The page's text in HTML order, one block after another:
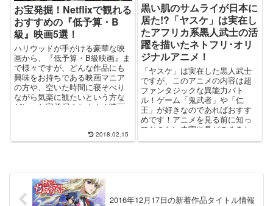
お宝発掘！Netflixで観れる
おすすめの『低予算・B
級』映画5選！
ハリウッドが手がける豪華な映
画から、『低予算・B級映画』ま
で様々ですが、どんな作品にも
興味をお持ちである映画マニア
の方や、空いた時間に寝そべり
ながら気楽に観たいという方な
どに、お宝発掘のおすすめ映画
2018.02.15
黒い肌のサムライが日本に
居た!?「ヤスケ」は実在し
たアフリカ系黒人武士の活
躍を描いたネトフリ･オリ
ジナルアニメ！
「ヤスケ」は実在した黒人武士
ですが、このアニメの内容は超
ファンタジックな異能力バト
ル！ゲーム「鬼武者」や「仁
王」が好きなのであればおすす
めです！アニメを見る前に知っ
ておきたい史実や見どころをし
っかりとご紹介します！
2016年12月17日の新着作品タイトル情報